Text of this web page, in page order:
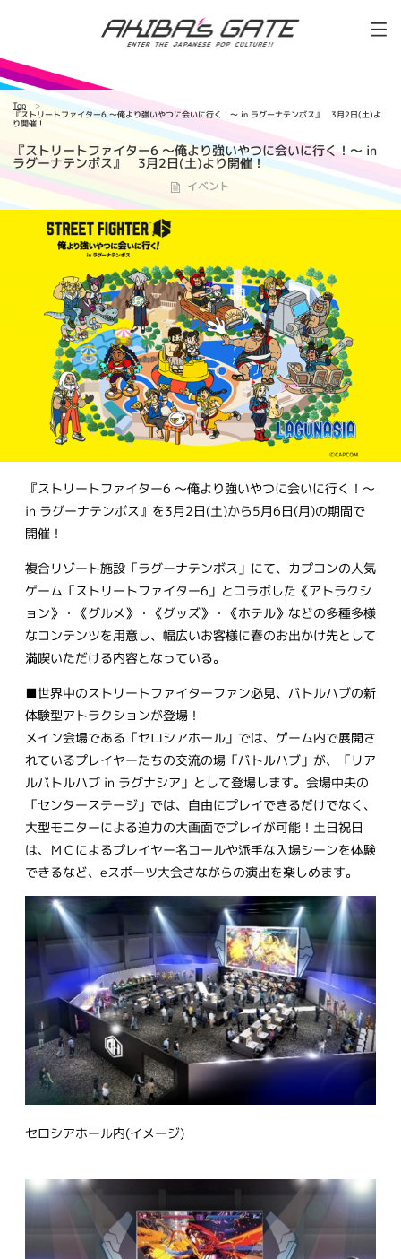
Top
『ストリートファイター6 ～俺より強いやつに会いに行く！～ in ラグーナテンボス』 3月2日(土)よ
り開催！
『ストリートファイター6 ～俺より強いやつに会いに行く！～ in
ラグーナテンボス』 3月2日(土)より開催！
イベント
『ストリートファイター6 ～俺より強いやつに会いに行く！～
in ラグーナテンボス』を3月2日(土)から5月6日(月)の期間で
開催！
複合リゾート施設「ラグーナテンボス」にて、カプコンの人気
ゲーム「ストリートファイター6」とコラボした《アトラクシ
ョン》・《グルメ》・《グッズ》・《ホテル》などの多種多様
なコンテンツを用意し、幅広いお客様に春のお出かけ先として
満喫いただける内容となっている。
■世界中のストリートファイターファン必見、バトルハブの新
体験型アトラクションが登場！
メイン会場である「セロシアホール」では、ゲーム内で展開さ
れているプレイヤーたちの交流の場「バトルハブ」が、「リア
ルバトルハブ in ラグナシア」として登場します。会場中央の
「センターステージ」では、自由にプレイできるだけでなく、
大型モニターによる迫力の大画面でプレイが可能！土日祝日
は、ＭＣによるプレイヤー名コールや派手な入場シーンを体験
できるなど、eスポーツ大会さながらの演出を楽しめます。
セロシアホール内(イメージ)